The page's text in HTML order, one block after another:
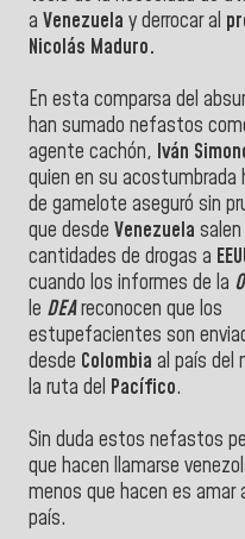
a Venezuela y derrocar al
Nicolás Maduro.
En esta comparsa del
han sumado nefastos
agente cachón, Iván
quien en su acostumbrada
de gamelote aseguró sin
que desde Venezuela
cantidades de drogas a
cuando los informes de la
le DEAreconocen que los
estupefacientes son
desde Colombia al país del
la ruta del Pacífico.
Sin duda estos nefastos
que hacen llamarse
menos que hacen es amar
país.